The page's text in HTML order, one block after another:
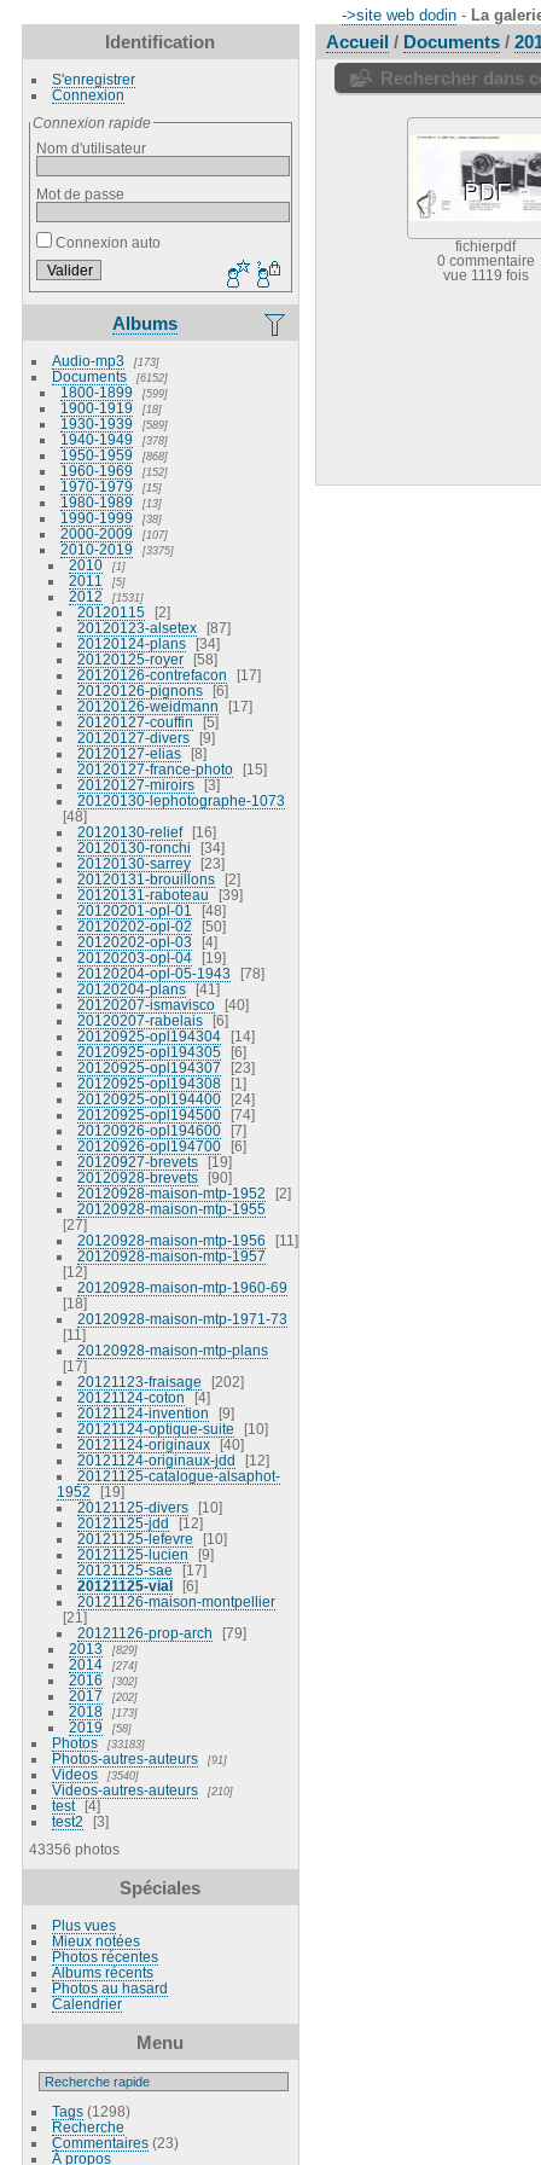
->site web dodin - La
Identification
S'enregistrer
Connexion
Connexion rapide
Nom d'utilisateur
Mot de passe
Connexion auto
Albums
Audio-mp3 173
Documents 6152
1800-1899 599
1900-1919 18
1930-1939 589
1940-1949 378
1950-1959 868
1960-1969 152
1970-1979 15
1980-1989 13
1990-1999 38
2000-2009 107
2010-2019 3375
2010 1
2011 5
2012 1531
20120115
2
20120123-alsetex
87
20120124-plans
34
20120125-royer
58
20120126-contrefacon
17
20120126-pignons
6
20120126-weidmann
17
20120127-couffin
5
20120127-divers
9
20120127-elias
8
20120127-france-photo
15
20120127-miroirs
3
20120130-lephotographe-1073
48
20120130-relief
16
20120130-ronchi
34
20120130-sarrey
23
20120131-brouillons
2
20120131-raboteau
39
20120201-opl-01
48
20120202-opl-02
50
20120202-opl-03
4
20120203-opl-04
19
20120204-opl-05-1943
78
20120204-plans
41
20120207-ismavisco
40
20120207-rabelais
6
20120925-opl194304
14
20120925-opl194305
6
20120925-opl194307
23
20120925-opl194308
1
20120925-opl194400
24
20120925-opl194500
74
20120926-opl194600
7
20120926-opl194700
6
20120927-brevets
19
20120928-brevets
90
20120928-maison-mtp-1952
2
20120928-maison-mtp-1955
27
20120928-maison-mtp-1956
11
20120928-maison-mtp-1957
12
20120928-maison-mtp-1960-69
18
20120928-maison-mtp-1971-73
11
20120928-maison-mtp-plans
17
20121123-fraisage
202
20121124-coton
4
20121124-invention
9
20121124-optique-suite
10
20121124-originaux
40
20121124-originaux-jdd
12
20121125-catalogue-alsaphot-
1952
19
20121125-divers
10
20121125-jdd
12
20121125-lefevre
10
20121125-lucien
9
20121125-sae
17
20121125-vial
6
20121126-maison-montpellier
21
20121126-prop-arch
79
2013
829
2014 274
2016 302
2017 202
2018 173
2019 58
Photos 33183
Photos-autres-auteurs 91
Videos 3540
Videos-autres-auteurs 210
test
4
test2
3
43356 photos
Spéciales
Plus vues
Mieux notées
Photos récentes
Albums récents
Photos au hasard
Calendrier
Menu
Tags(1298)
Recherche
Commentaires(23)
À propos
Accueil/ Documents/
Rechercher dans
fichierpdf
0 commentaire
vue 1119 fois